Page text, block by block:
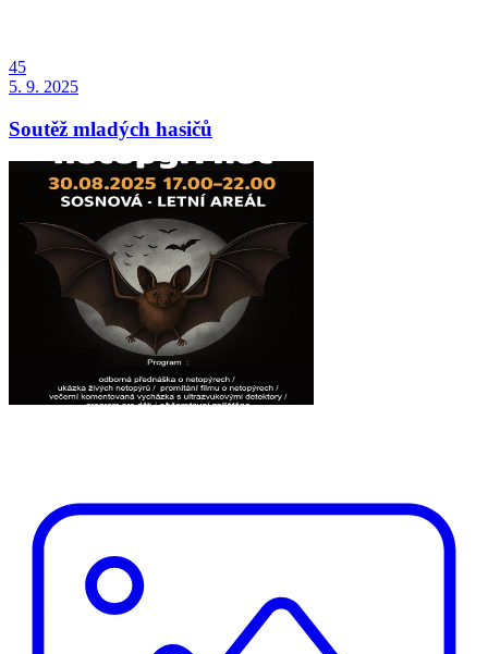
45
5. 9. 2025
Soutěž mladých hasičů